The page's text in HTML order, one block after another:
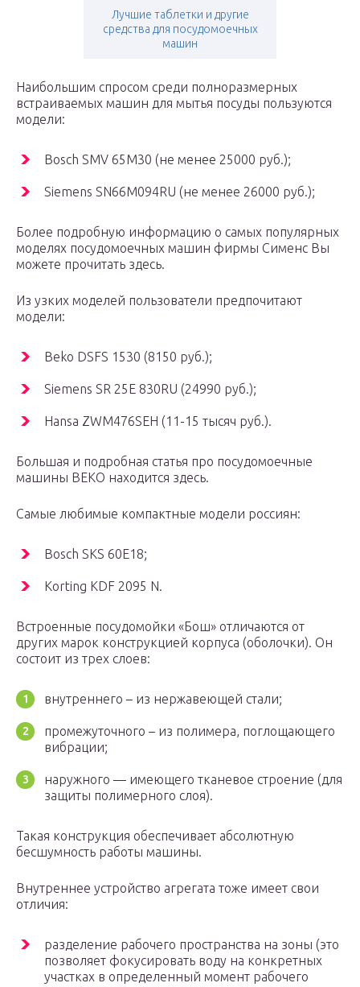
Лучшие таблетки и другие
средства для посудомоечных
машин
Наибольшим спросом среди полноразмерных
встраиваемых машин для мытья посуды пользуются
модели:
Bosch SMV 65M30 (не менее 25000 руб.);
Siemens SN66M094RU (не менее 26000 руб.);
Более подробную информацию о самых популярных
моделях посудомоечных машин фирмы Сименс Вы
можете прочитать здесь.
Из узких моделей пользователи предпочитают
модели:
Beko DSFS 1530 (8150 руб.);
Siemens SR 25E 830RU (24990 руб.);
Hansa ZWM476SEH (11-15 тысяч руб.).
Большая и подробная статья про посудомоечные
машины BEKO находится здесь.
Самые любимые компактные модели россиян:
Bosch SKS 60E18;
Korting KDF 2095 N.
Встроенные посудомойки «Бош» отличаются от
других марок конструкцией корпуса (оболочки). Он
состоит из трех слоев:
внутреннего – из нержавеющей стали;
промежуточного – из полимера, поглощающего
вибрации;
наружного — имеющего тканевое строение (для
защиты полимерного слоя).
Такая конструкция обеспечивает абсолютную
бесшумность работы машины.
Внутреннее устройство агрегата тоже имеет свои
отличия:
разделение рабочего пространства на зоны (это
позволяет фокусировать воду на конкретных
участках в определенный момент рабочего